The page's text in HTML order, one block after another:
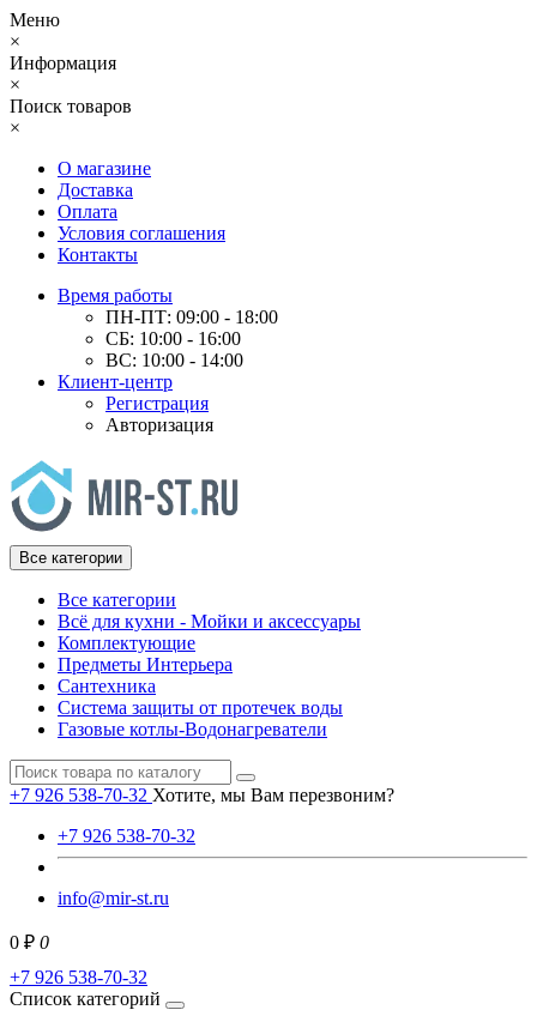
Меню
×
Информация
×
Поиск товаров
×
О магазине
Доставка
Оплата
Условия соглашения
Контакты
Время работы
ПН-ПТ: 09:00 - 18:00
СБ: 10:00 - 16:00
ВС: 10:00 - 14:00
Клиент-центр
Регистрация
Авторизация
Все категории
Все категории
Всё для кухни - Мойки и аксессуары
Комплектующие
Предметы Интерьера
Сантехника
Система защиты от протечек воды
Газовые котлы-Водонагреватели
+7 926 538-70-32 Хотите, мы Вам перезвоним?
+7 926 538-70-32
info@mir-st.ru
0 ₽ 0
+7 926 538-70-32
Список категорий